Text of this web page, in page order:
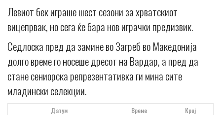
Левиот бек играше шест сезони за хрватскиот
вицепрвак, но сега ќе бара нов играчки предизвик.
Седлоска пред да замине во Загреб во Македонија
долго време го носеше дресот на Вардар, а пред да
стане сениорска репрезентативка ги мина сите
младински селекции.
Датум Време Крај